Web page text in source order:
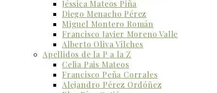
Jéssica Mateos Piña
Diego Menacho Pérez
Miguel Montero Román
Francisco Javier Moreno Valle
Alberto Oliva Vilches
Apellidos de la P a la Z
Celia Pais Mateos
Francisco Peña Corrales
Alejandro Pérez Ordóñez